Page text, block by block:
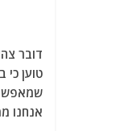
דובר
טוען כי
אנחנו